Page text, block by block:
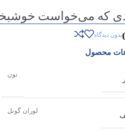
که می‌خواست
بدون دیدگاه
محصول
نون
لوران گونل